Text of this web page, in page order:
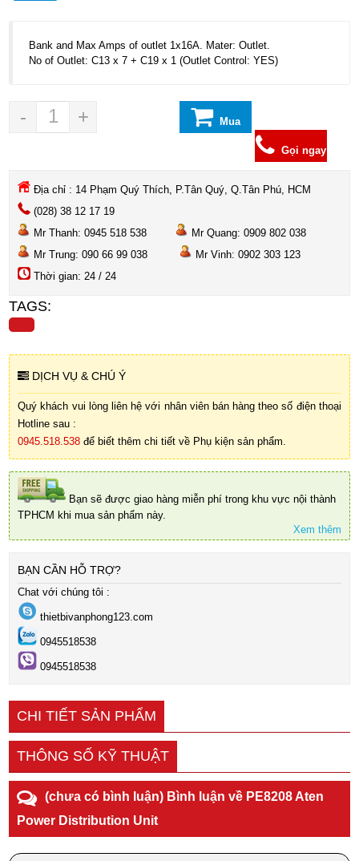
Bank and Max Amps of outlet 1x16A. Mater: Outlet.
No of Outlet: C13 x 7 + C19 x 1 (Outlet Control: YES)
- + Mua
Gọi ngay
Địa chỉ : 14 Phạm Quý Thích, P.Tân Quý, Q.Tân Phú, HCM
(028) 38 12 17 19
Mr Thanh: 0945 518 538
Mr Quang: 0909 802 038
Mr Trung: 090 66 99 038
Mr Vinh: 0902 303 123
Thời gian: 24 / 24
TAGS:
DỊCH VỤ & CHÚ Ý
Quý khách vui lòng liên hệ với nhân viên bán hàng theo số điện thoại
Hotline sau :
0945.518.538 để biết thêm chi tiết về Phụ kiện sản phẩm.
Bạn sẽ được giao hàng miễn phí trong khu vực nội thành
TPHCM khi mua sản phẩm này.
Xem thêm
BẠN CẦN HỖ TRỢ?
Chat với chúng tôi :
thietbivanphong123.com
0945518538
0945518538
CHI TIẾT SẢN PHẨM
THÔNG SỐ KỸ THUẬT
(chưa có bình luận) Bình luận về PE8208 Aten
Power Distribution Unit